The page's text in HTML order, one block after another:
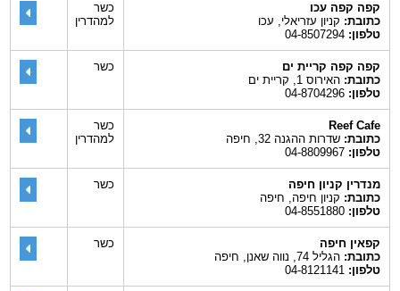
קפה קפה עכו
כתובת:קניון עזריאלי, עכו
טלפון:04-8507294
כשר
למהדרין
קפה קפה קריית ים
כתובת:האירוס 1, קריית ים
טלפון:04-8704296
כשר
Reef Cafe
כתובת:שדרות ההגנה 32, חיפה
טלפון:04-8809967
כשר
למהדרין
מנדרין קניון חיפה
כתובת:קניון חיפה, חיפה
טלפון:04-8551880
כשר
קפאין חיפה
כתובת:הגליל 74, נווה שאנן, חיפה
טלפון:04-8121141
כשר